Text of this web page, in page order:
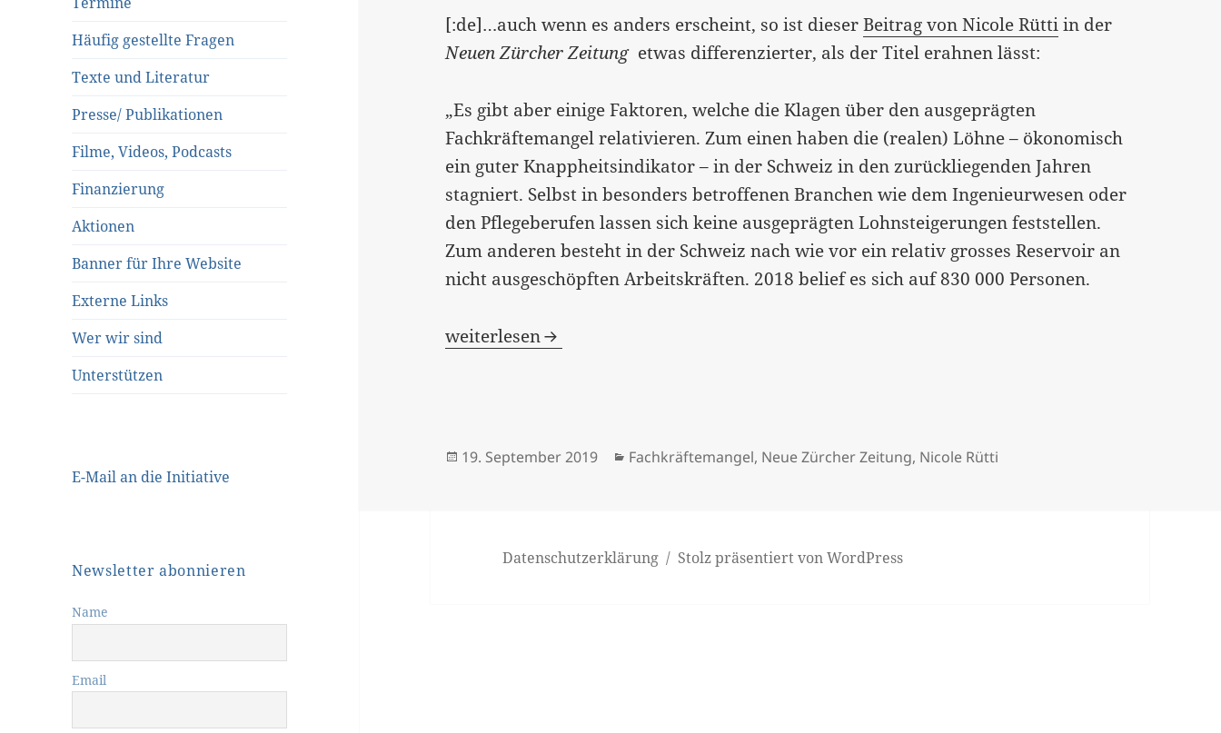
Häufig gestellte Fragen
Texte und Literatur
Presse/ Publikationen
Filme, Videos, Podcasts
Finanzierung
Aktionen
Banner für Ihre Website
Externe Links
Wer wir sind
Unterstützen
E-Mail an die Initiative
Newsletter abonnieren
Name
Email
[:de]…auch wenn es anders erscheint, so ist dieserBeitrag von Nicole Rüttiin der
Neuen Zürcher Zeitungetwas differenzierter, als der Titel erahnen lässt:
„Es gibt aber einige Faktoren, welche die Klagen über den ausgeprägten
Fachkräftemangel relativieren. Zum einen haben die (realen) Löhne – ökonomisch
ein guter Knappheitsindikator – in der Schweiz in den zurückliegenden Jahren
stagniert. Selbst in besonders betroffenen Branchen wie dem Ingenieurwesen oder
den Pflegeberufen lassen sich keine ausgeprägten Lohnsteigerungen feststellen.
Zum anderen besteht in der Schweiz nach wie vor ein relativ grosses Reservoir an
nicht ausgeschöpften Arbeitskräften. 2018 belief es sich auf 830 000 Personen.
[:de]“Europa sucht händeringend Fachkräfte“…[:]
weiterlesen
Veröffentlicht
19. September 2019 Kategorien
Fachkräftemangel, Neue Zürcher Zeitung, Nicole Rütti
Datenschutzerklärung Stolz präsentiert von WordPress